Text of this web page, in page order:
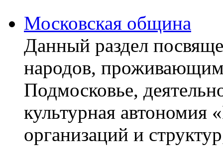
Московская община
Данный раздел
народов,
Подмосковье,
культурная автономия
организаций и